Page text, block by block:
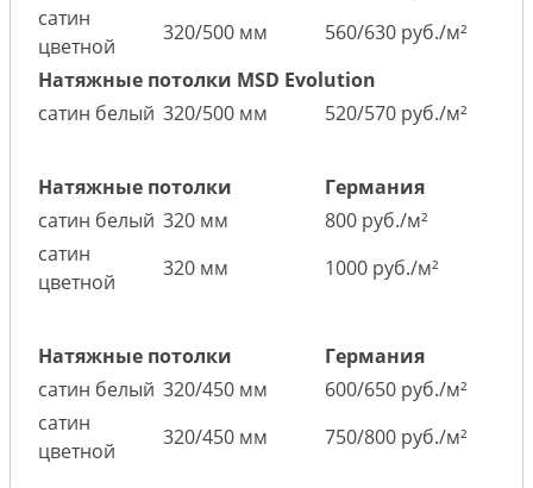
сатин
цветной
320/500 мм
560/630 руб./м²
Натяжные потолки MSD Evolution
сатин белый 320/500 мм 520/570 руб./м²
Натяжные потолки
Германия
сатин белый 320 мм
800 руб./м²
сатин
цветной
320 мм 1000 руб./м²
Натяжные потолки
Германия
сатин белый 320/450 мм
600/650 руб./м²
сатин
цветной
320/450 мм 750/800 руб./м²